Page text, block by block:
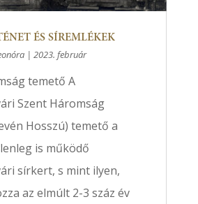
ÉS SÍREMLÉKEK
| 2023. február
temető A
Szent Háromság
Hosszú) temető a
is működő
sírkert, s mint ilyen,
az elmúlt 2-3 száz év